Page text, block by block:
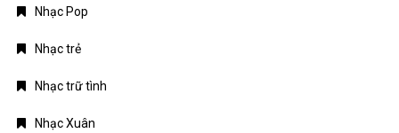
Nhạc Pop
Nhạc trẻ
Nhạc trữ tình
Nhạc Xuân